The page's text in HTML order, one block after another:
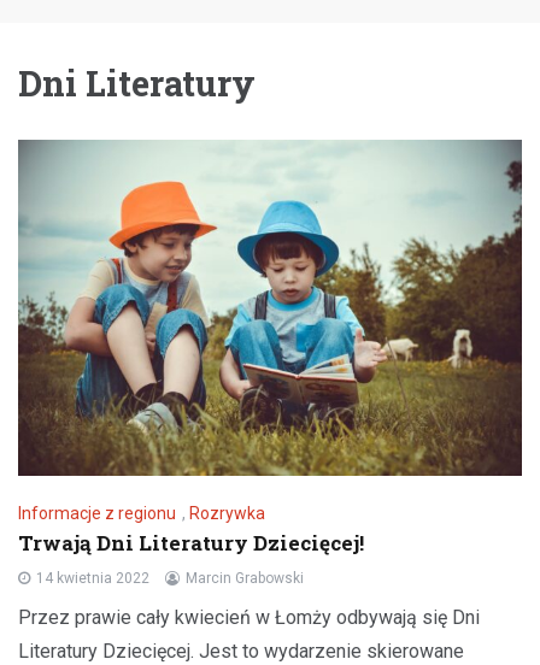
Dni Literatury
Informacje z regionu , Rozrywka
Trwają Dni Literatury Dziecięcej!
14 kwietnia 2022 Marcin Grabowski
Przez prawie cały kwiecień w Łomży odbywają się Dni
Literatury Dziecięcej. Jest to wydarzenie skierowane